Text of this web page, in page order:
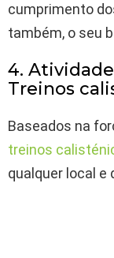
cumprimento
também, o seu
4.
Treinos
Baseados na
treinos
qualquer local e